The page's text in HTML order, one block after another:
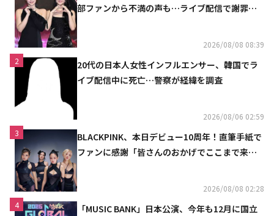
部ファンから不満の声も…ライブ配信で謝罪
2026/08/08 08:39
2
20代の日本人女性インフルエンサー、韓国でラ
イブ配信中に死亡…警察が経緯を調査
2026/08/06 02:59
3
BLACKPINK、本日デビュー10周年！直筆手紙で
ファンに感謝「皆さんのおかげでここまで来ら
2026/08/08 02:28
4
「MUSIC BANK」日本公演、今年も12月に国立